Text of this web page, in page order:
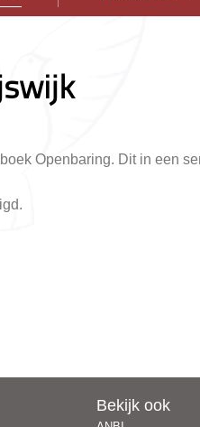
Openbaring. Dit in een
Bekijk ook